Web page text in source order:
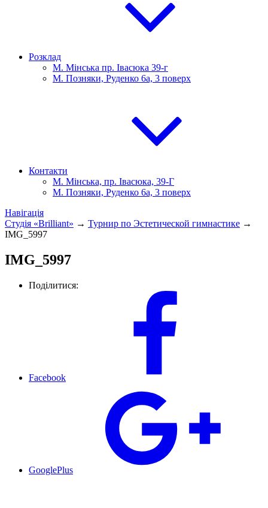
Розклад
М. Мінська пр. Івасюка 39-г
М. Позняки, Руденко 6а, 3 поверх
Контакти
М. Мінська, пр. Івасюка, 39-Г
М. Позняки, Руденко 6а, 3 поверх
Навігація
Студія «Brilliant» → Турнир по Эстетической гимнастике →
IMG_5997
IMG_5997
Поділитися:
Facebook
GooglePlus